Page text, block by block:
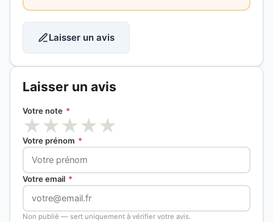
Laisser un avis
Laisser un avis
Votre note *
★★★★★
Votre prénom *
Votre email *
Non publié — sert uniquement à vérifier votre avis.